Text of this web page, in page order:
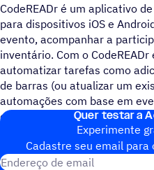
CodeREADr é um aplicativo
para dispositivos iOS e
evento, acompanhar a
inventário. Com o
automatizar tarefas como
de barras (ou atualizar um
automações com base em
e enviar campanhasQuer testar a
Experimente
Cadastre seu email